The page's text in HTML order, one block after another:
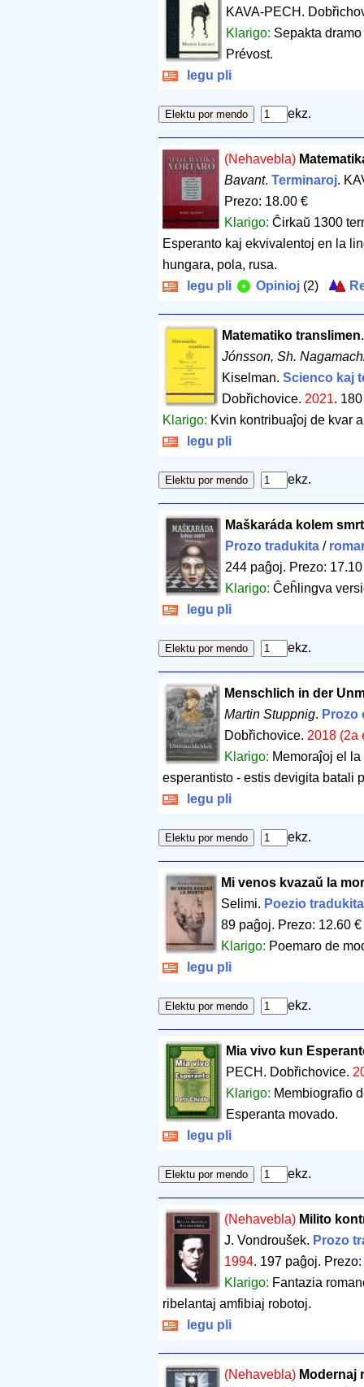
KAVA-PECH.
Klarigo: Sepakta
Prévost.
legu pli
ekz.
(Nehavebla)
Bavant. Terminaroj.
Prezo: 18.00 €
Klarigo: Ĉirkaŭ 1300
Esperanto kaj ekvivalentoj en la
hungara, pola, rusa.
legu pli
Opinioj (2)
Matematiko translimen
Jónsson, Sh.
Kiselman.Scienco kaj
Dobřichovice. 2021.
Klarigo: Kvin kontribuaĵoj de kvar
legu pli
ekz.
Maškaráda kolem
Prozo tradukita/
244 paĝoj. Prezo:
Klarigo: Ĉeĥlingva
legu pli
ekz.
Menschlich in der
Martin Stuppnig. Prozo
Dobřichovice. 2018 (2a
Klarigo: Memoraĵoj el
esperantisto - estis devigita batali
legu pli
ekz.
Mi venos kvazaŭ la
Selimi. Poezio tradukita
89 paĝoj. Prezo: 12.60 €
Klarigo: Poemaro de
legu pli
ekz.
Mia vivo kun
PECH. Dobřichovice.
Klarigo: Membiografio
Esperanta movado.
legu pli
ekz.
(Nehavebla) Milito
J. Vondroušek. Prozo
1994. 197 paĝoj.
Klarigo: Fantazia
ribelantaj amfibiaj robotoj.
legu pli
(Nehavebla) Modernaj